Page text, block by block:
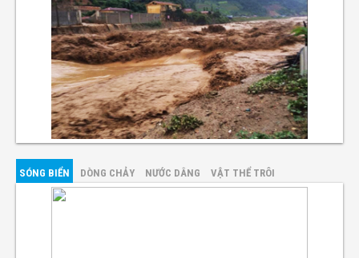
SÓNG BIỂN DÒNG CHẢY NƯỚC DÂNG VẬT THỂ TRÔI